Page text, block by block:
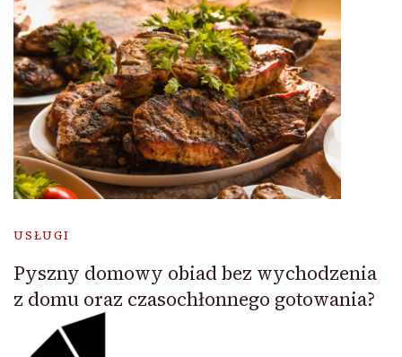
USŁUGI
Pyszny domowy obiad bez wychodzenia
z domu oraz czasochłonnego gotowania?